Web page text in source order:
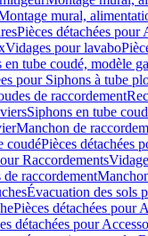
mural,
Pièces détachées pour
Vidages pour lavabo
en tube coudé, modèle
pour Siphons à tube
de raccordement
Siphons en tube
Manchon de
coudéPièces détachées
Raccordements
de raccordement
Évacuation des sols
Pièces détachées pour
détachées pour